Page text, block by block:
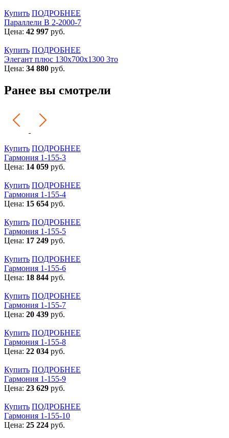
Купить ПОДРОБНЕЕ
Параллели В 2-2000-7
Цена: 42 997 руб.
Купить ПОДРОБНЕЕ
Элегант плюс 130x700x1300 3то
Цена: 34 880 руб.
Ранее вы смотрели
Купить ПОДРОБНЕЕ
Гармония 1-155-3
Цена: 14 059 руб.
Купить ПОДРОБНЕЕ
Гармония 1-155-4
Цена: 15 654 руб.
Купить ПОДРОБНЕЕ
Гармония 1-155-5
Цена: 17 249 руб.
Купить ПОДРОБНЕЕ
Гармония 1-155-6
Цена: 18 844 руб.
Купить ПОДРОБНЕЕ
Гармония 1-155-7
Цена: 20 439 руб.
Купить ПОДРОБНЕЕ
Гармония 1-155-8
Цена: 22 034 руб.
Купить ПОДРОБНЕЕ
Гармония 1-155-9
Цена: 23 629 руб.
Купить ПОДРОБНЕЕ
Гармония 1-155-10
Цена: 25 224 руб.